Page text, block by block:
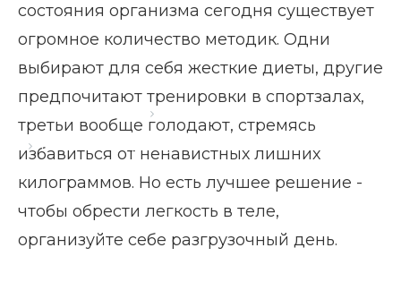
Как провести разгрузочный день
состояния организма сегодня существует
огромное количество методик. Одни
выбирают для себя жесткие диеты, другие
предпочитают тренировки в спортзалах,
третьи вообще голодают, стремясь
избавиться от ненавистных лишних
килограммов. Но есть лучшее решение -
чтобы обрести легкость в теле,
организуйте себе разгрузочный день.